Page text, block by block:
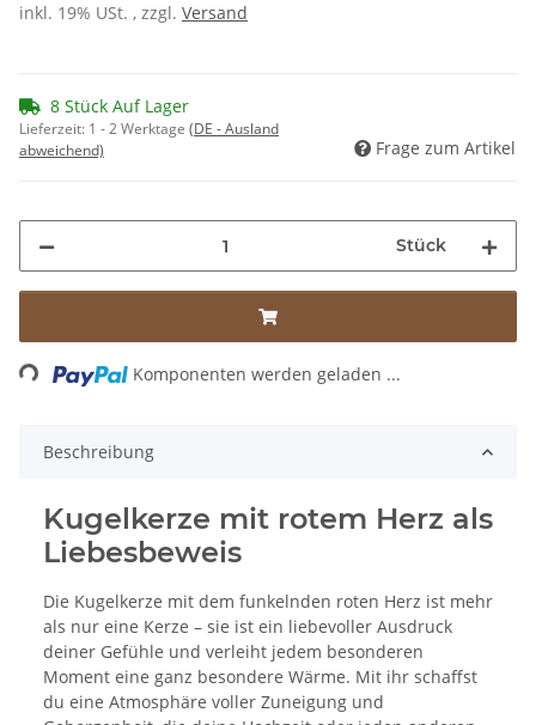
inkl. 19% USt. , zzgl. Versand
8 Stück Auf Lager
Lieferzeit: 1 - 2 Werktage (DE - Ausland
abweichend)
Frage zum Artikel
Stück
Loading... Komponenten werden geladen ...
Beschreibung
Kugelkerze mit rotem Herz als
Liebesbeweis
Die Kugelkerze mit dem funkelnden roten Herz ist mehr
als nur eine Kerze – sie ist ein liebevoller Ausdruck
deiner Gefühle und verleiht jedem besonderen
Moment eine ganz besondere Wärme. Mit ihr schaffst
du eine Atmosphäre voller Zuneigung und